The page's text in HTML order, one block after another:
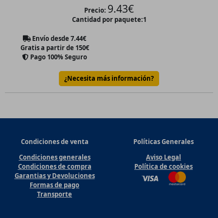
Precio: 9.43€
Cantidad por paquete:1
Envío desde 7.44€
Gratis a partir de 150€
Pago 100% Seguro
¿Necesita más información?
Condiciones de venta
Condiciones generales
Condiciones de compra
Garantias y Devoluciones
Formas de pago
Transporte
Políticas Generales
Aviso Legal
Política de cookies